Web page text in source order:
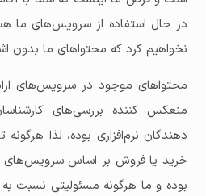
در حال استفاده از سرویس‌های ما
نخواهیم کرد که محتواهای ما بدون
محتواهای موجود در سرویس‌های
منعکس کننده بررسی‌های
دهندگان نرم‌افزاری بوده، لذا
خرید یا فروش بر اساس سرویس‌های
بوده و ما هرگونه مسئولیتی نسبت